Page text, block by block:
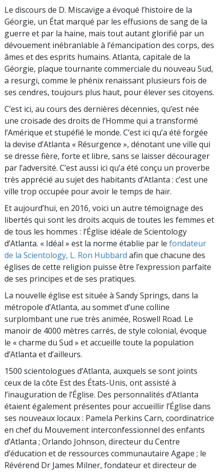
Le discours de D. Miscavige a évoqué l’histoire de la
Géorgie, un État marqué par les effusions de sang de la
guerre et par la haine, mais tout autant glorifié par un
dévouement inébranlable à l’émancipation des corps, des
âmes et des esprits humains. Atlanta, capitale de la
Géorgie, plaque tournante commerciale du nouveau Sud,
a resurgi, comme le phénix renaissant plusieurs fois de
ses cendres, toujours plus haut, pour élever ses citoyens.
C’est ici, au cours des dernières décennies, qu’est née
une croisade des droits de l’Homme qui a transformé
l’Amérique et stupéfié le monde. C’est ici qu’a été forgée
la devise d’Atlanta « Résurgence », dénotant une ville qui
se dresse fière, forte et libre, sans se laisser décourager
par l’adversité. C’est aussi ici qu’a été conçu un proverbe
très apprécié au sujet des habitants d’Atlanta : c’est une
ville trop occupée pour avoir le temps de haïr.
Et aujourd’hui, en 2016, voici un autre témoignage des
libertés qui sont les droits acquis de toutes les femmes et
de tous les hommes : l’Église idéale de Scientology
d’Atlanta. « Idéal » est la norme établie par le fondateur
de la Scientology, L. Ron Hubbard afin que chacune des
églises de cette religion puisse être l’expression parfaite
de ses principes et de ses pratiques.
La nouvelle église est située à Sandy Springs, dans la
métropole d’Atlanta, au sommet d’une colline
surplombant une rue très animée, Roswell Road. Le
manoir de 4000 mètres carrés, de style colonial, évoque
le « charme du Sud » et accueille toute la population
d’Atlanta et d’ailleurs.
1500 scientologues d’Atlanta, auxquels se sont joints
ceux de la côte Est des États-Unis, ont assisté à
l’inauguration de l’Église. Des personnalités d’Atlanta
étaient également présentes pour accueillir l’Église dans
ses nouveaux locaux : Pamela Perkins Carn, coordinatrice
en chef du Mouvement interconfessionnel des enfants
d’Atlanta ; Orlando Johnson, directeur du Centre
d’éducation et de ressources communautaire Agape ; le
Révérend Dr James Milner, fondateur et directeur de